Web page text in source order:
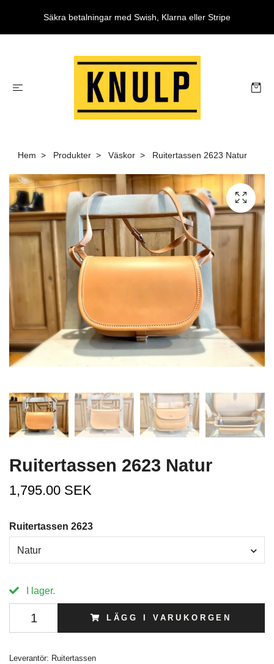
Säkra betalningar med Swish, Klarna eller Stripe
Hem Produkter Väskor Ruitertassen 2623 Natur
Ruitertassen 2623 Natur
1,795.00 SEK
Ruitertassen 2623
Natur
I lager.
LÄGG I VARUKORGEN
Leverantör: Ruitertassen